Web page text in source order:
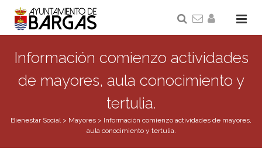
Información comienzo actividades
de mayores, aula conocimiento y
tertulia.
Bienestar Social> Mayores > Información comienzo actividades de mayores,
aula conocimiento y tertulia.